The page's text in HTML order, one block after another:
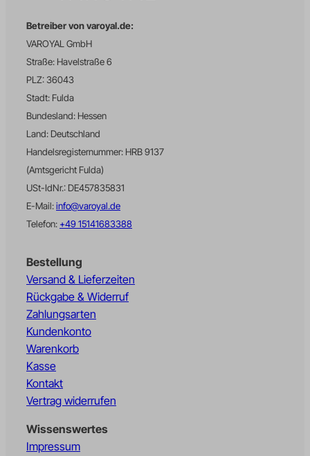
Betreiber von varoyal.de:
VAROYAL GmbH
Straße: Havelstraße 6
PLZ: 36043
Stadt: Fulda
Bundesland: Hessen
Land: Deutschland
Handelsregisternummer: HRB 9137
(Amtsgericht Fulda)
USt-IdNr.: DE457835831
E-Mail:info@varoyal.de
Telefon: +49 15141683388
Bestellung
Versand & Lieferzeiten
Rückgabe & Widerruf
Zahlungsarten
Kundenkonto
Warenkorb
Kasse
Kontakt
Vertrag widerrufen
Wissenswertes
Impressum
wffn_gclid
wffn_journey
wffn_referrer_last
wffn_utm_content_last
wffn_utm_medium_last
wffn_utm_source_last
wffn_utm_term_last
X-MC-Endpoint-ID
www.google.pl
www.google.rs
www.googletagmanager.com